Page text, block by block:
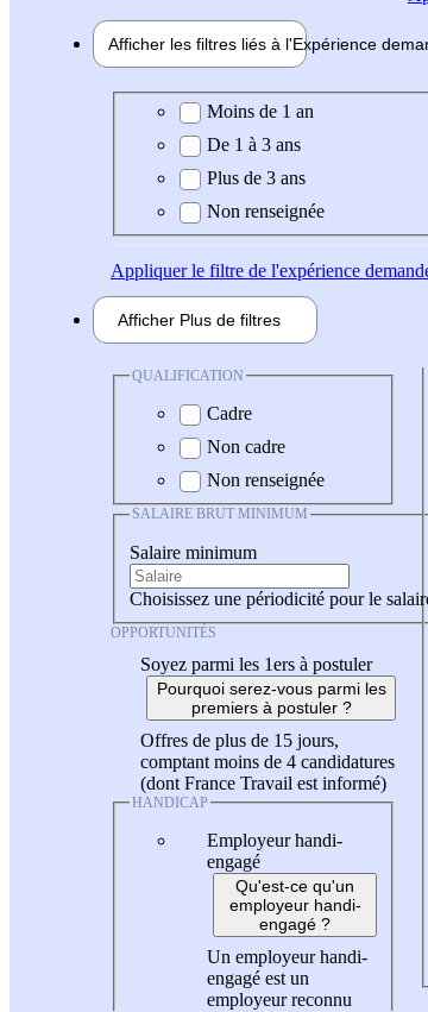
Afficher les filtres liés à l'Expérience
Expérience demandée
Moins de 1 an
De 1 à 3 ans
Plus de 3 ans
Non renseignée
Appliquerle filtre de l'expérience
Afficher Plus de filtres
QUALIFICATION
Cadre
Non cadre
Non renseignée
SALAIRE BRUT MINIMUM
Salaire minimum
Choisissez une périodicité pour le
OPPORTUNITÉS
Soyez parmi les 1ers à postuler
Pourquoi serez-vous parmi les
premiers à postuler ?
Offres de plus de 15 jours,
comptant moins de 4 candidatures
(dont France Travail est informé)
HANDICAP
Employeur handi-
engagé
Qu'est-ce qu'un
employeur handi-
engagé ?
Un employeur handi-
engagé est un
employeur reconnu